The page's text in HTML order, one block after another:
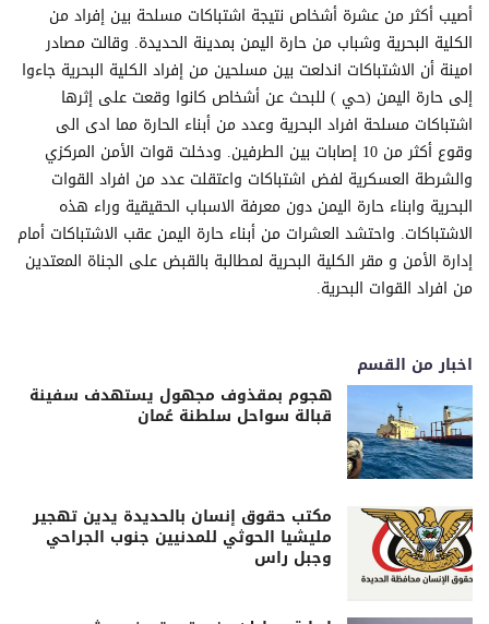
أصيب أكثر من عشرة أشخاص نتيجة اشتباكات مسلحة بين إفراد من
الكلية البحرية وشباب من حارة اليمن بمدينة الحديدة. وقالت مصادر
امينة أن الاشتباكات اندلعت بين مسلحين من إفراد الكلية البحرية جاءوا
إلى حارة اليمن (حي ) للبحث عن أشخاص كانوا وقعت على إثرها
اشتباكات مسلحة افراد البحرية وعدد من أبناء الحارة مما ادى الى
وقوع أكثر من 10 إصابات بين الطرفين. ودخلت قوات الأمن المركزي
والشرطة العسكرية لفض اشتباكات واعتقلت عدد من افراد القوات
البحرية وابناء حارة اليمن دون معرفة الاسباب الحقيقية وراء هذه
الاشتباكات. واحتشد العشرات من أبناء حارة اليمن عقب الاشتباكات أمام
إدارة الأمن و مقر الكلية البحرية لمطالبة بالقبض على الجناة المعتدين
من افراد القوات البحرية.
اخبار من القسم
هجوم بمقذوف مجهول يستهدف سفينة
قبالة سواحل سلطنة عُمان
مكتب حقوق إنسان بالحديدة يدين تهجير
مليشيا الحوثي للمدنيين جنوب الجراحي
وجبل راس